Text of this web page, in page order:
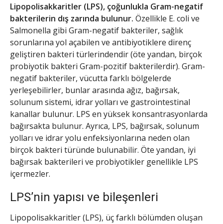
Lipopolisakkaritler (LPS), çoğunlukla Gram-negatif
bakterilerin dış zarında bulunur. Özellikle E. coli ve
Salmonella gibi Gram-negatif bakteriler, sağlık
sorunlarına yol açabilen ve antibiyotiklere direnç
geliştiren bakteri türlerindendir (öte yandan, birçok
probiyotik bakteri Gram-pozitif bakterilerdir). Gram-
negatif bakteriler, vücutta farklı bölgelerde
yerleşebilirler, bunlar arasında ağız, bağırsak,
solunum sistemi, idrar yolları ve gastrointestinal
kanallar bulunur. LPS en yüksek konsantrasyonlarda
bağırsakta bulunur. Ayrıca, LPS, bağırsak, solunum
yolları ve idrar yolu enfeksiyonlarına neden olan
birçok bakteri türünde bulunabilir. Öte yandan, iyi
bağırsak bakterileri ve probiyotikler genellikle LPS
içermezler.
LPS’nin yapısı ve bileşenleri
Lipopolisakkaritler (LPS), üç farklı bölümden oluşan